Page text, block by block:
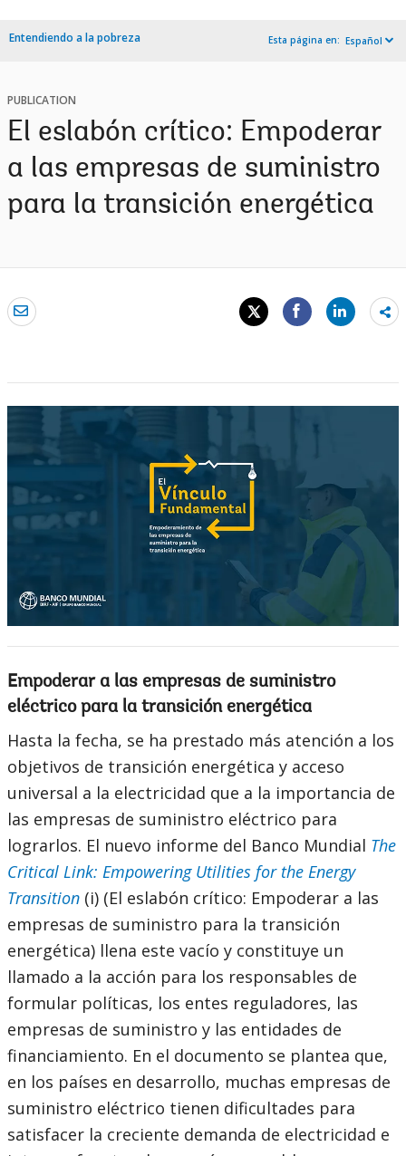
Entendiendo a la pobreza Esta página en: Español
PUBLICATION
El eslabón crítico: Empoderar
a las empresas de suministro
para la transición energética
Empoderar a las empresas de suministro
eléctrico para la transición energética
Hasta la fecha, se ha prestado más atención a los
objetivos de transición energética y acceso
universal a la electricidad que a la importancia de
las empresas de suministro eléctrico para
lograrlos. El nuevo informe del Banco Mundial The
Critical Link: Empowering Utilities for the Energy
Transition (i) (El eslabón crítico: Empoderar a las
empresas de suministro para la transición
energética) llena este vacío y constituye un
llamado a la acción para los responsables de
formular políticas, los entes reguladores, las
empresas de suministro y las entidades de
financiamiento. En el documento se plantea que,
en los países en desarrollo, muchas empresas de
suministro eléctrico tienen dificultades para
satisfacer la creciente demanda de electricidad e